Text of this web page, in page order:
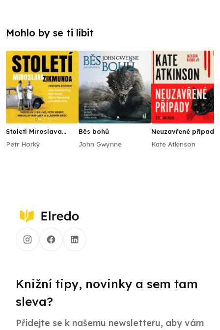
Mohlo by se ti líbit
Století Miroslava
Petr Horký
Běs bohů
John Gwynne
Neuzavřené případy
Kate Atkinson
Knižní tipy, novinky a sem tam
sleva?
Přidejte se k našemu newsletteru, aby vám